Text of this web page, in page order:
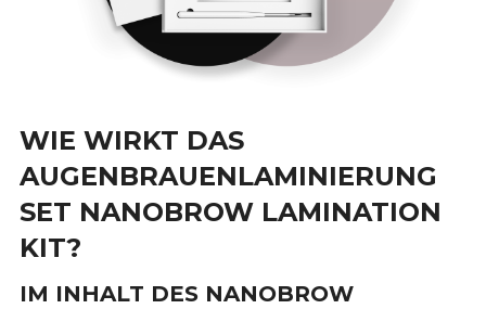
WIE WIRKT DAS
AUGENBRAUENLAMINIERUNG
SET NANOBROW LAMINATION
KIT?
IM INHALT DES NANOBROW